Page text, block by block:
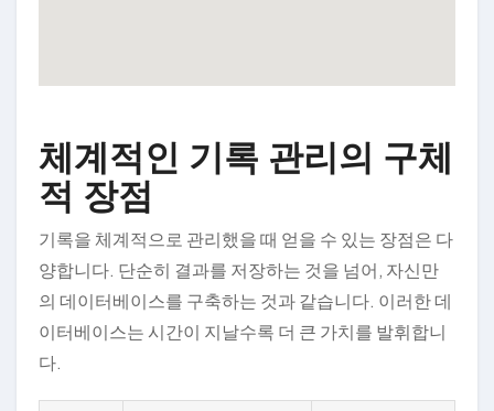
체계적인 기록 관리의 구체
적 장점
기록을 체계적으로 관리했을 때 얻을 수 있는 장점은 다
양합니다. 단순히 결과를 저장하는 것을 넘어, 자신만
의 데이터베이스를 구축하는 것과 같습니다. 이러한 데
이터베이스는 시간이 지날수록 더 큰 가치를 발휘합니
다.